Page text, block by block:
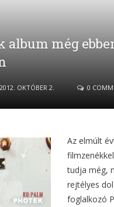
album még
2012. OKTÓBER 2. 0
Az elmúlt
tudja még,
rejtélyes
foglalkozó